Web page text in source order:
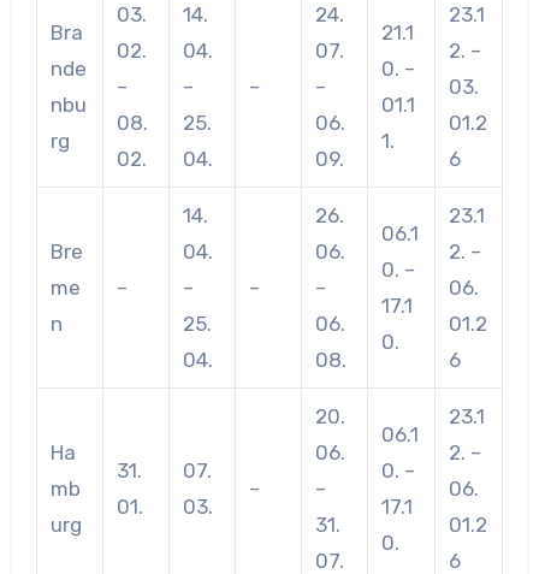
Bra
nde
nbu
rg
03.
02.
–
08.
02.
14.
04.
–
25.
04.
–
24.
07.
–
06.
09.
21.1
0. –
01.1
1.
23.1
2. –
03.
01.2
6
Bre
me
n
–
14.
04.
–
25.
04.
–
26.
06.
–
06.
08.
06.1
0. –
17.1
0.
23.1
2. –
06.
01.2
6
Ha
mb
urg
31.
01.
07.
03.
–
20.
06.
–
31.
07.
06.1
0. –
17.1
0.
23.1
2. –
06.
01.2
6